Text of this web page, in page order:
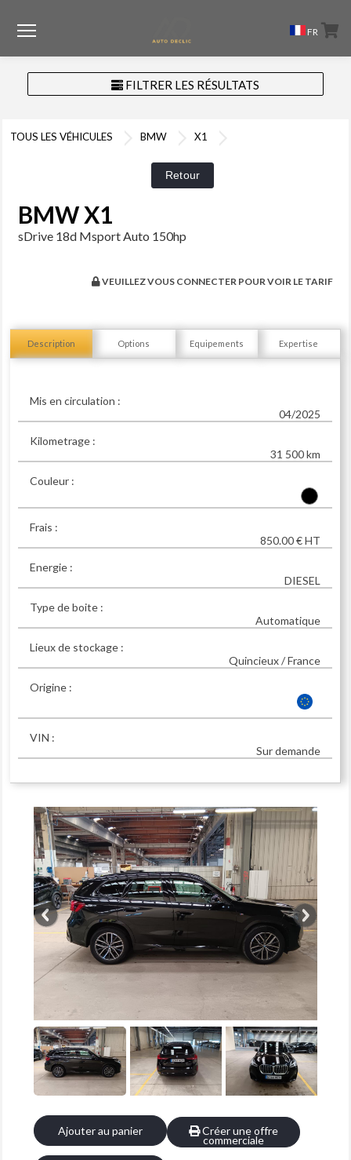
FR
FILTRER LES RÉSULTATS
TOUS LES VÉHICULES BMW X1
BMW X1
sDrive 18d Msport Auto 150hp
VEUILLEZ VOUS CONNECTER POUR VOIR LE TARIF
Description Options Equipements Expertise
Mis en circulation :
04/2025
Kilometrage :
31 500 km
Couleur :
Frais :
850.00 € HT
Energie :
DIESEL
Type de boite :
Automatique
Lieux de stockage :
Quincieux / France
Origine :
VIN :
Sur demande
Ajouter au panier Créer une offre
commerciale